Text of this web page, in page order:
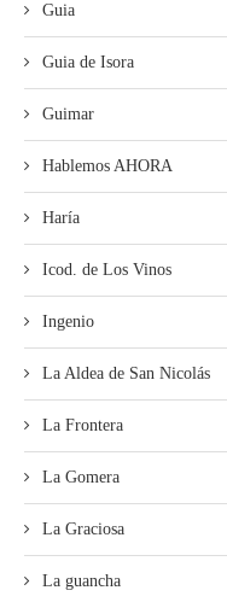
Guia
Guia de Isora
Guimar
Hablemos AHORA
Haría
Icod. de Los Vinos
Ingenio
La Aldea de San Nicolás
La Frontera
La Gomera
La Graciosa
La guancha